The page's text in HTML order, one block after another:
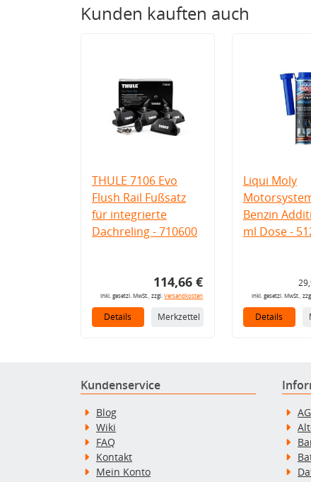
Kunden kauften auch
THULE 7106 Evo
Flush Rail Fußsatz
für integrierte
Dachreling - 710600
114,66 €
inkl. gesetzl. MwSt., zzgl.Versandkosten
Details Merkzettel
Liqui Moly
Benzin
ml Dose -
inkl. gesetzl. MwSt.,
Details
Kundenservice
Blog
Wiki
FAQ
Kontakt
Mein Konto